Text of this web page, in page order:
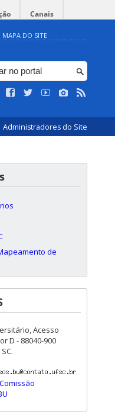
Canais
MAPA DO SITE
Administradores do Site
de
Acesso
D - 88040-900